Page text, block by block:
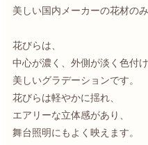
美しい国内メーカーの花材の
花びらは、
中心が濃く、外側が淡く色付け
美しいグラデーションです。
花びらは軽やかに揺れ、
エアリーな立体感があり、
舞台照明にもよく映えます。